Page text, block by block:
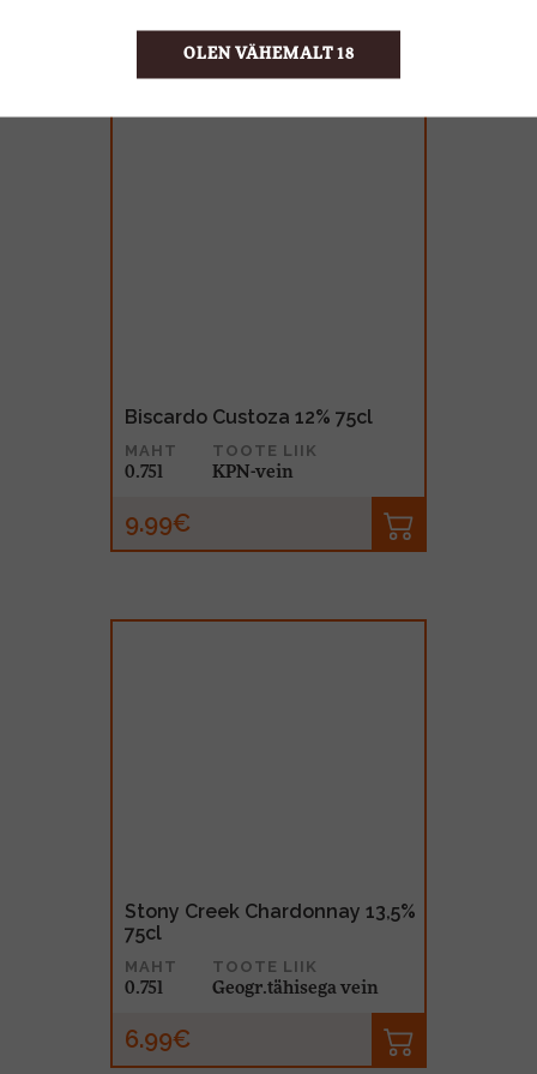
OLEN VÄHEMALT 18
Biscardo Custoza 12% 75cl
MAHT
0.75l
TOOTE LIIK
KPN-vein
9.99€
Stony Creek Chardonnay 13,5%
75cl
MAHT
0.75l
TOOTE LIIK
Geogr.tähisega vein
6.99€